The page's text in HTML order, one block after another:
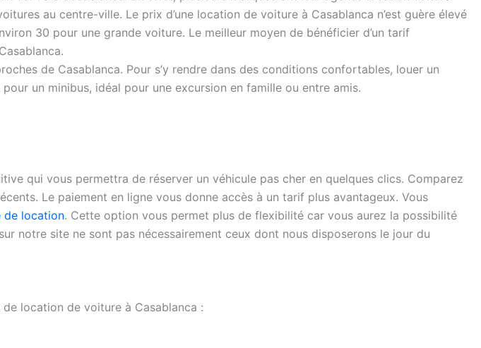
au centre-ville. Le prix d’une location de voiture à Casablanca n’est guère élevé
30 pour une grande voiture. Le meilleur moyen de bénéficier d’un tarif
de Casablanca. Pour s’y rendre dans des conditions confortables, louer un
un minibus, idéal pour une excursion en famille ou entre amis.
qui vous permettra de réserver un véhicule pas cher en quelques clics. Comparez
Le paiement en ligne vous donne accès à un tarif plus avantageux. Vous
de location. Cette option vous permet plus de flexibilité car vous aurez la possibilité
notre site ne sont pas nécessairement ceux dont nous disposerons le jour du
location de voiture à Casablanca :